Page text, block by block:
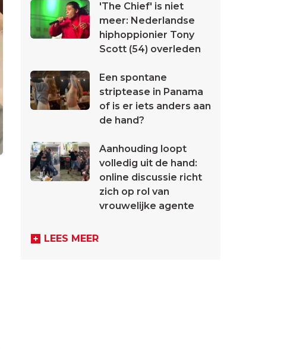
'The Chief' is niet
meer: Nederlandse
hiphoppionier Tony
Scott (54) overleden
Een spontane
striptease in Panama
of is er iets anders aan
de hand?
Aanhouding loopt
volledig uit de hand:
online discussie richt
zich op rol van
vrouwelijke agente
LEES MEER